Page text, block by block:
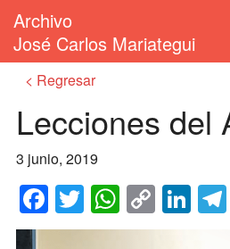
Archivo
José Carlos Mariategui
Regresar
Lecciones del
3 junio, 2019
Facebook
Twitter
WhatsApp
Copy
Link